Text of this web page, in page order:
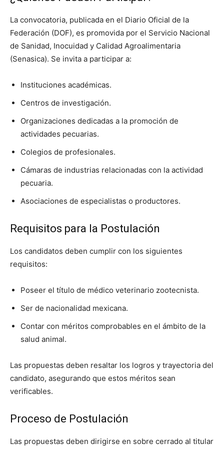
La convocatoria, publicada en el Diario Oficial de la
Federación (DOF), es promovida por el Servicio Nacional
de Sanidad, Inocuidad y Calidad Agroalimentaria
(Senasica). Se invita a participar a:
Instituciones académicas.
Centros de investigación.
Organizaciones dedicadas a la promoción de
actividades pecuarias.
Colegios de profesionales.
Cámaras de industrias relacionadas con la actividad
pecuaria.
Asociaciones de especialistas o productores.
Requisitos para la Postulación
Los candidatos deben cumplir con los siguientes
requisitos:
Poseer el título de médico veterinario zootecnista.
Ser de nacionalidad mexicana.
Contar con méritos comprobables en el ámbito de la
salud animal.
Las propuestas deben resaltar los logros y trayectoria del
candidato, asegurando que estos méritos sean
verificables.
Proceso de Postulación
Las propuestas deben dirigirse en sobre cerrado al titular